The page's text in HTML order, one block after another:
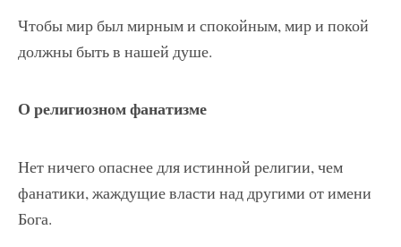
Чтобы мир был мирным и спокойным, мир и покой
должны быть в нашей душе.
О религиозном фанатизме
Нет ничего опаснее для истинной религии, чем
фанатики, жаждущие власти над другими от имени
Бога.